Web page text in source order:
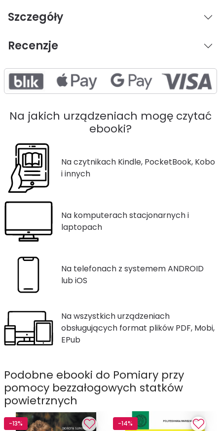
Szczegóły
Recenzje
Na jakich urządzeniach mogę czytać
ebooki?
Na czytnikach Kindle, PocketBook, Kobo
i innych
Na komputerach stacjonarnych i
laptopach
Na telefonach z systemem ANDROID
lub iOS
Na wszystkich urządzeniach
obsługujących format plików PDF, Mobi,
EPub
Podobne ebooki do Pomiary przy
pomocy bezzałogowych statków
powietrznych
-13% -14%